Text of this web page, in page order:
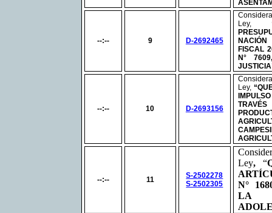
--:-- 9 D-2692465
Ley,
FISCAL
N°
--:-- 10 D-2693156
Ley,
--:-- 11
S-2502278
S-2502305
Ley,“
N°
LA